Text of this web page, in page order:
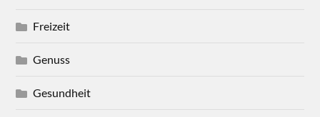
Freizeit
Genuss
Gesundheit